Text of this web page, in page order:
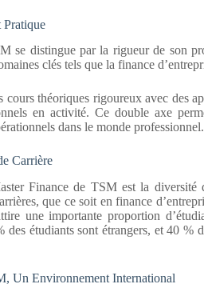
Pratique
se distingue par la rigueur de son
clés tels que la finance
théoriques rigoureux avec des
en activité. Ce double axe
dans le monde professionnel.
Carrière
Finance de TSM est la diversité
que ce soit en finance
une importante proportion
étudiants sont étrangers, et 40 %
Un Environnement International